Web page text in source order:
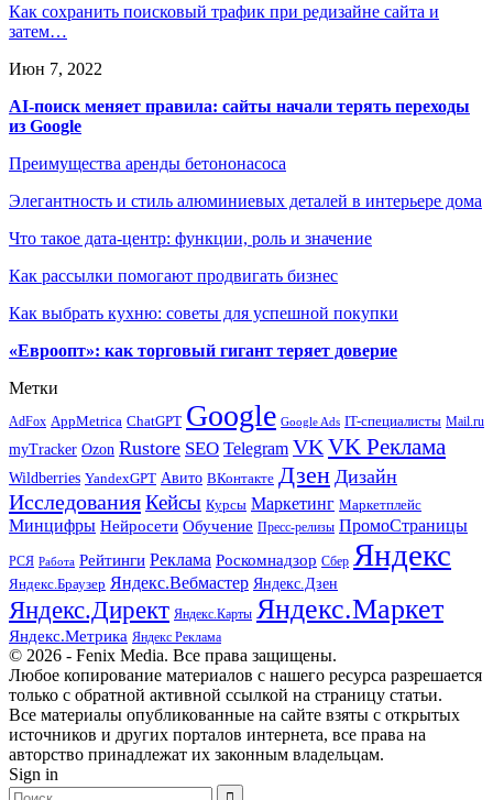
Как сохранить поисковый трафик при редизайне сайта и
затем…
Июн 7, 2022
AI-поиск меняет правила: сайты начали терять переходы
из Google
Преимущества аренды бетононасоса
Элегантность и стиль алюминиевых деталей в интерьере дома
Что такое дата-центр: функции, роль и значение
Как рассылки помогают продвигать бизнес
Как выбрать кухню: советы для успешной покупки
«Евроопт»: как торговый гигант теряет доверие
Метки
AdFox AppMetrica ChatGPT Google Google Ads IT-специалисты Mail.ru
myTracker Ozon Rustore SEO Telegram VKVK Реклама
Wildberries YandexGPT Авито ВКонтакте Дзен Дизайн
ИсследованияКейсы Курсы Маркетинг Маркетплейс
Минцифры Нейросети Обучение Пресс-релизы ПромоСтраницы
РСЯ Работа Рейтинги Реклама Роскомнадзор Сбер Яндекс
Яндекс.Браузер Яндекс.Вебмастер Яндекс.Дзен
Яндекс.Директ Яндекс.Карты Яндекс.Маркет
Яндекс.Метрика Яндекс Реклама
© 2026 - Fenix Media. Все права защищены.
Любое копирование материалов с нашего ресурса разрешается
только с обратной активной ссылкой на страницу статьи.
Все материалы опубликованные на сайте взяты с открытых
источников и других порталов интернета, все права на
авторство принадлежат их законным владельцам.
Sign in